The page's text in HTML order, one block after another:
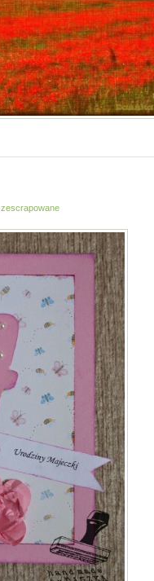
zescrapowane